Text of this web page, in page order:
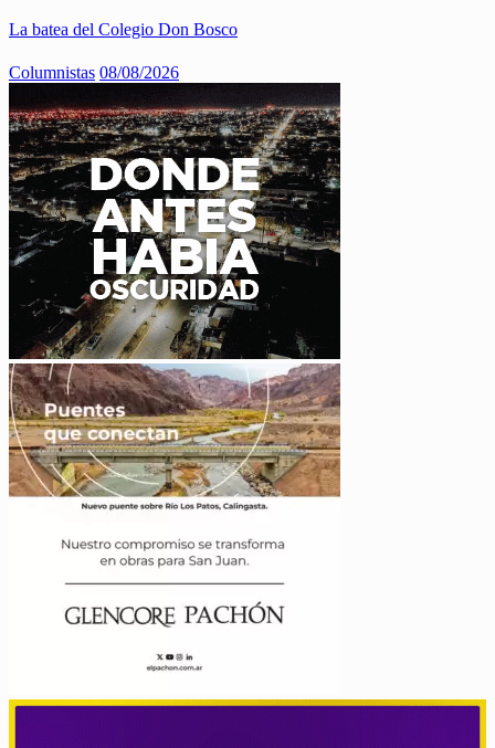
La batea del Colegio Don Bosco
Columnistas 08/08/2026